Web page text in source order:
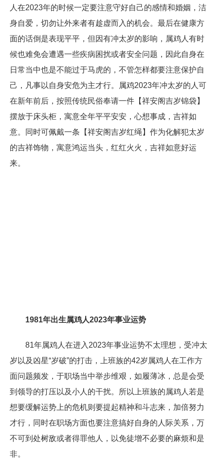
人在2023年的时候一定要注意守好自己的感情和婚姻，洁
身自爱，切勿让外来者有趁虚而入的机会。最后在健康方
面的话倒是表现平平，但因有冲太岁的影响，属鸡人有时
候也难免会遭遇一些疾病困扰或者安全问题，因此自身在
日常当中也是不能过于马虎的，不管怎样都要注意保护自
己，凡事以自身安危为主才行。属鸡2023年冲太岁的人可
在新年前后，按照传统民俗奉请一件【祥安阁吉岁锦袋】
摆放于床头柜，寓意全年平平安安，心想事成，吉祥如
意。同时可佩戴一条【祥安阁吉岁红绳】作为化解犯太岁
的吉祥饰物，寓意鸿运当头，红红火火，吉祥如意好运
来。
1981年出生属鸡人2023年事业运势
81年属鸡人在进入2023年事业运势不太理想，受冲太
岁以及凶星“岁破”的打击，上班族的42岁属鸡人在工作方
面问题频发，于职场当中举步维艰，如履薄冰，总是会受
到领导的打压以及小人的干扰。所以上班族的属鸡人若是
想要缓解运势上的危机则要提起精神和斗志来，加倍努力
才行，同时在职场方面也要注意搞好自身的人际关系，万
不可到处树敌或者得罪他人，以免徒增不必要的麻烦和是
非。